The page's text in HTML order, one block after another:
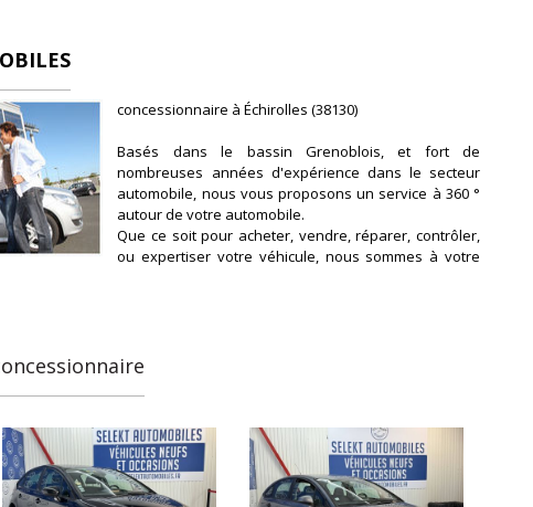
concessionnaire à Échirolles (38130)
Basés dans le bassin Grenoblois, et fort de
nombreuses années d'expérience dans le secteur
automobile, nous vous proposons un service à 360 °
autour de votre automobile.
Que ce soit pour acheter, vendre, réparer, contrôler,
ou expertiser votre véhicule, nous sommes à votre
du marché.
nos soins selon divers critères (traçabilité